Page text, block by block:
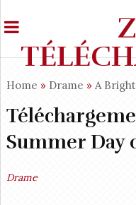
Home » Drame » A
Summer Day
Drame